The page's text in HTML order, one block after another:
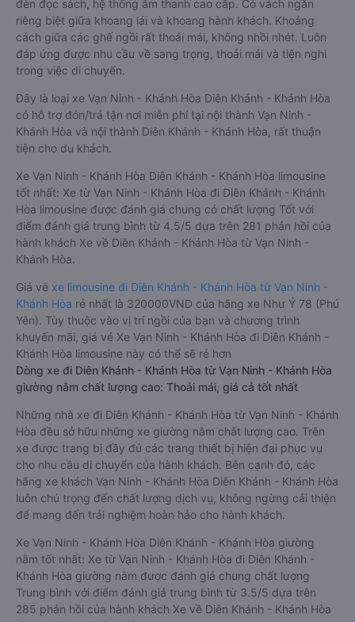
đèn đọc sách, hệ thống âm thanh cao cấp. Có vách ngăn
riêng biệt giữa khoang lái và khoang hành khách. Khoảng
cách giữa các ghế ngồi rất thoải mái, không nhồi nhét. Luôn
đáp ứng được nhu cầu về sang trọng, thoải mái và tiện nghi
trong việc di chuyển.
Đây là loại xe Vạn Ninh - Khánh Hòa Diên Khánh - Khánh Hòa
có hỗ trợ đón/trả tận nơi miễn phí tại nội thành Vạn Ninh -
Khánh Hòa và nội thành Diên Khánh - Khánh Hòa, rất thuận
tiện cho du khách.
Xe Vạn Ninh - Khánh Hòa Diên Khánh - Khánh Hòa limousine
tốt nhất: Xe từ Vạn Ninh - Khánh Hòa đi Diên Khánh - Khánh
Hòa limousine được đánh giá chung có chất lượng Tốt với
điểm đánh giá trung bình từ 4.5/5 dựa trên 281 phản hồi của
hành khách Xe về Diên Khánh - Khánh Hòa từ Vạn Ninh -
Khánh Hòa.
Giá vé xe limousine đi Diên Khánh - Khánh Hòa từ Vạn Ninh -
Khánh Hòa rẻ nhất là 320000VND của hãng xe Như Ý 78 (Phú
Yên). Tùy thuộc vào vị trí ngồi của bạn và chương trình
khuyến mãi, giá vé Xe Vạn Ninh - Khánh Hòa đi Diên Khánh -
Khánh Hòa limousine này có thể sẽ rẻ hơn
Dòng xe đi Diên Khánh - Khánh Hòa từ Vạn Ninh - Khánh Hòa
giường nằm chất lượng cao: Thoải mái, giá cả tốt nhất
Những nhà xe đi Diên Khánh - Khánh Hòa từ Vạn Ninh - Khánh
Hòa đều sở hữu những xe giường nằm chất lượng cao. Trên
xe được trang bị đầy đủ các trang thiết bị hiện đại phục vụ
cho nhu cầu di chuyển của hành khách. Bên cạnh đó, các
hãng xe khách Vạn Ninh - Khánh Hòa Diên Khánh - Khánh Hòa
luôn chú trọng đến chất lượng dịch vụ, không ngừng cải thiện
để mang đến trải nghiệm hoàn hảo cho hành khách.
Xe Vạn Ninh - Khánh Hòa Diên Khánh - Khánh Hòa giường
nằm tốt nhất: Xe từ Vạn Ninh - Khánh Hòa đi Diên Khánh -
Khánh Hòa giường nằm được đánh giá chung chất lượng
Trung bình với điểm đánh giá trung bình từ 3.5/5 dựa trên
285 phản hồi của hành khách Xe về Diên Khánh - Khánh Hòa